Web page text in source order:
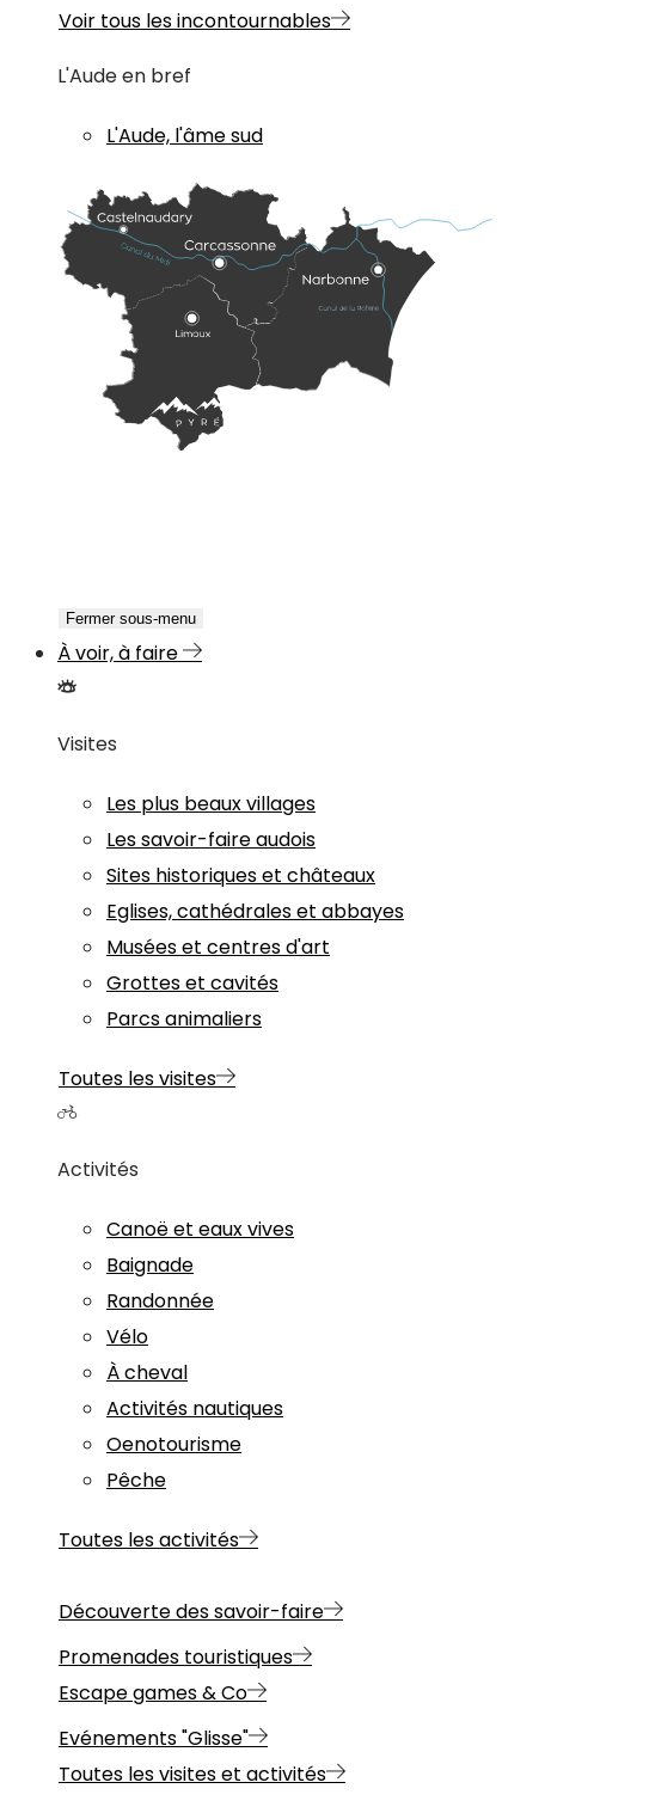
Voir tous les incontournables
L'Aude en bref
L'Aude, l'âme sud
Fermer sous-menu
À voir, à faire
Visites
Les plus beaux villages
Les savoir-faire audois
Sites historiques et châteaux
Eglises, cathédrales et abbayes
Musées et centres d'art
Grottes et cavités
Parcs animaliers
Toutes les visites
Activités
Canoë et eaux vives
Baignade
Randonnée
Vélo
À cheval
Activités nautiques
Oenotourisme
Pêche
Toutes les activités
Découverte des savoir-faire
Promenades touristiques
Escape games & Co
Evénements "Glisse"
Toutes les visites et activités